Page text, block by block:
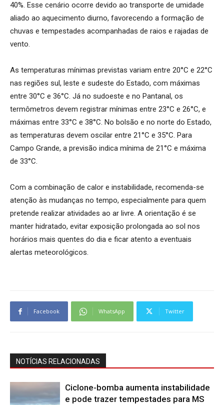
40%. Esse cenário ocorre devido ao transporte de umidade
aliado ao aquecimento diurno, favorecendo a formação de
chuvas e tempestades acompanhadas de raios e rajadas de
vento.
As temperaturas mínimas previstas variam entre 20°C e 22°C
nas regiões sul, leste e sudeste do Estado, com máximas
entre 30°C e 36°C. Já no sudoeste e no Pantanal, os
termômetros devem registrar mínimas entre 23°C e 26°C, e
máximas entre 33°C e 38°C. No bolsão e no norte do Estado,
as temperaturas devem oscilar entre 21°C e 35°C. Para
Campo Grande, a previsão indica mínima de 21°C e máxima
de 33°C.
Com a combinação de calor e instabilidade, recomenda-se
atenção às mudanças no tempo, especialmente para quem
pretende realizar atividades ao ar livre. A orientação é se
manter hidratado, evitar exposição prolongada ao sol nos
horários mais quentes do dia e ficar atento a eventuais
alertas meteorológicos.
Facebook WhatsApp Twitter
NOTÍCIAS RELACIONADAS
Ciclone-bomba aumenta instabilidade
e pode trazer tempestades para MS